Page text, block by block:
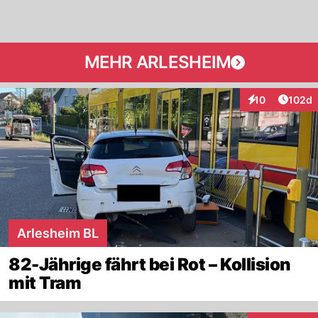
MEHR ARLESHEIM
10
Interaktionen
102d
Arlesheim BL
82-Jährige fährt bei Rot – Kollision
mit Tram